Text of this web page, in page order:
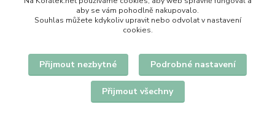
aby se vám pohodlně nakupovalo.
Souhlas můžete kdykoliv upravit nebo odvolat v nastavení
cookies.
Přijmout nezbytné Podrobné nastavení
Přijmout všechny